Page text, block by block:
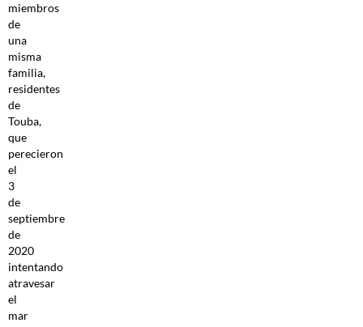
miembros
de
una
misma
familia,
residentes
de
Touba,
que
perecieron
el
3
de
septiembre
de
2020
intentando
atravesar
el
mar